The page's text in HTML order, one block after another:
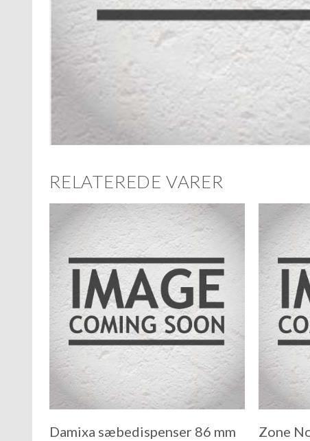
RELATEREDE VARER
Damixa sæbedispenser 86 mm
Zone